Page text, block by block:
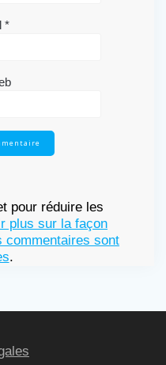
*
pour réduire les
plus sur la façon
commentaires sont
.